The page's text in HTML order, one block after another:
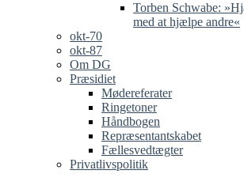
Torben Schwabe:
med at hjælpe andre«
okt-70
okt-87
Om DG
Præsidiet
Mødereferater
Ringetoner
Håndbogen
Repræsentantskabet
Fællesvedtægter
Privatlivspolitik